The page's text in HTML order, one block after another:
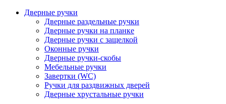
Дверные ручки
Дверные раздельные ручки
Дверные ручки на планке
Дверные ручки с защелкой
Оконные ручки
Дверные ручки-скобы
Мебельные ручки
Завертки (WC)
Ручки для раздвижных дверей
Дверные хрустальные ручки